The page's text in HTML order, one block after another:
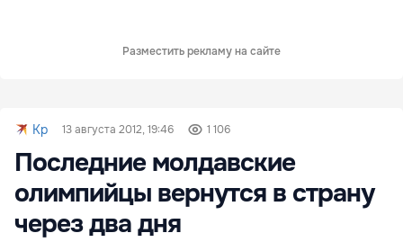
Разместить рекламу на сайте
Kp 13 августа 2012, 19:46 1 106
Последние молдавские
олимпийцы вернутся в страну
через два дня